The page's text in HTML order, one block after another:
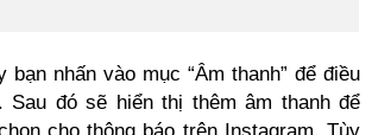
bạn nhấn vào mục “Âm thanh” để điều
Sau đó sẽ hiển thị thêm âm thanh để